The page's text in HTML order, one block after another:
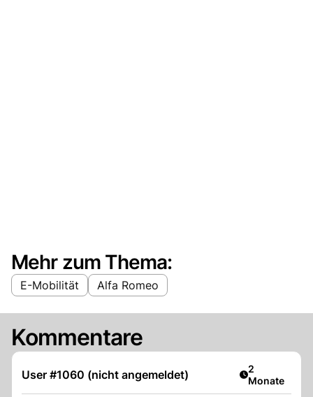
Mehr zum Thema:
E-Mobilität Alfa Romeo
Kommentare
User #1060 (nicht angemeldet) Artikel
2
Monate